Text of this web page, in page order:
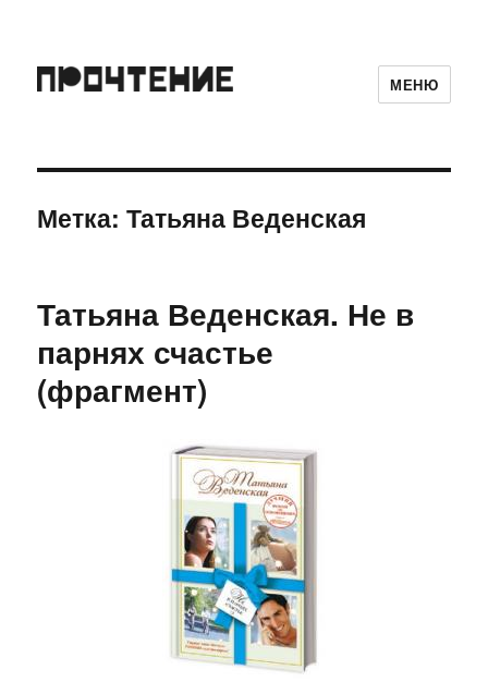
МЕНЮ
Метка:Татьяна Веденская
Татьяна Веденская. Не в
парнях счастье
(фрагмент)